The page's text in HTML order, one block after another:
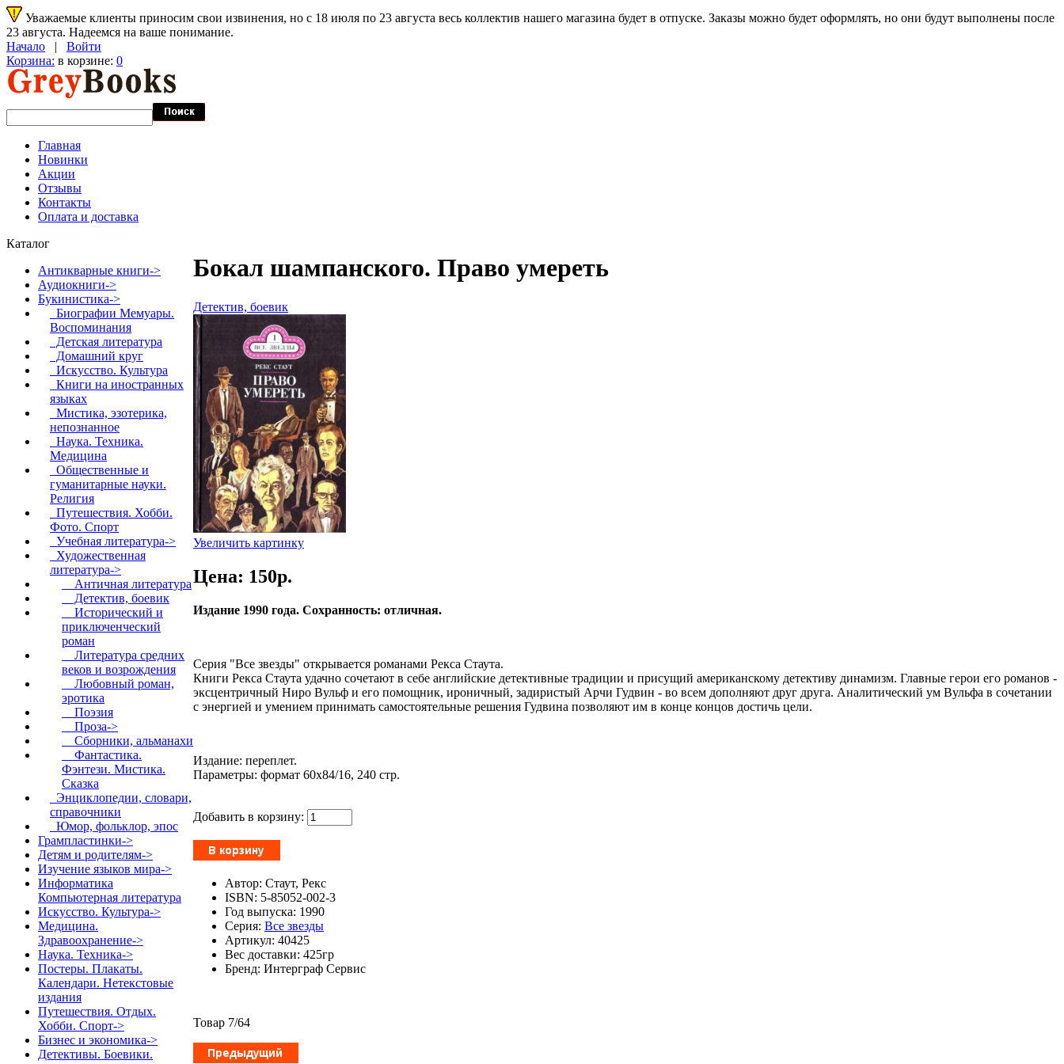
Уважаемые клиенты приносим свои извинения, но с 18 июля по 23 августа весь коллектив нашего магазина будет в отпуске. Заказы можно будет оформлять, но они будут выполнены после
23 августа. Надеемся на ваше понимание.
Начало | Войти
Корзина: в корзине: 0
Главная
Новинки
Акции
Отзывы
Контакты
Оплата и доставка
Каталог
Антикварные книги->
Аудиокниги->
Букинистика->
Биографии Мемуары.
Воспоминания
Детская литература
Домашний круг
Искусство. Культура
Книги на иностранных
языках
Мистика, эзотерика,
непознанное
Наука. Техника.
Медицина
Общественные и
гуманитарные науки.
Религия
Путешествия. Хобби.
Фото. Спорт
Учебная литература->
Художественная
литература->
Античная литература
Детектив, боевик
Исторический и
приключенческий
роман
Литература средних
веков и возрождения
Любовный роман,
эротика
Поэзия
Проза->
Сборники, альманахи
Фантастика.
Фэнтези. Мистика.
Сказка
Энциклопедии, словари,
справочники
Юмор, фольклор, эпос
Грампластинки->
Детям и родителям->
Изучение языков мира->
Информатика
Компьютерная литература
Искусство. Культура->
Медицина.
Здравоохранение->
Наука. Техника->
Постеры. Плакаты.
Календари. Нетекстовые
издания
Путешествия. Отдых.
Хобби. Спорт->
Бизнес и экономика->
Детективы. Боевики.
Бокал шампанского. Право умереть
Детектив, боевик
Увеличить картинку
Цена: 150p.
Издание 1990 года. Сохранность: отличная.
Серия "Все звезды" открывается романами Рекса Стаута.
Книги Рекса Стаута удачно сочетают в себе английские детективные традиции и присущий американскому детективу динамизм. Главные герои его романов -
эксцентричный Ниро Вульф и его помощник, ироничный, задиристый Арчи Гудвин - во всем дополняют друг друга. Аналитический ум Вульфа в сочетании
с энергией и умением принимать самостоятельные решения Гудвина позволяют им в конце концов достичь цели.
Издание: переплет.
Параметры: формат 60x84/16, 240 стр.
Добавить в корзину:
Автор: Стаут, Рекс
ISBN: 5-85052-002-3
Год выпуска: 1990
Серия: Все звезды
Артикул: 40425
Вес доставки: 425гр
Бренд: Интерграф Сервис
Товар 7/64